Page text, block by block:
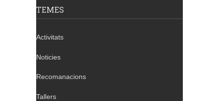
TEMES
Activitats
Noticies
Recomanacions
Tallers